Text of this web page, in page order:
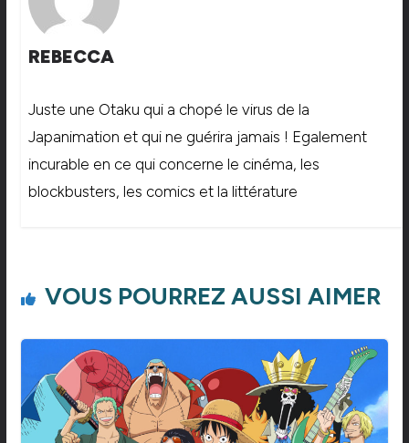
REBECCA
Juste une Otaku qui a chopé le virus de la
Japanimation et qui ne guérira jamais ! Egalement
incurable en ce qui concerne le cinéma, les
blockbusters, les comics et la littérature
VOUS POURREZ AUSSI AIMER